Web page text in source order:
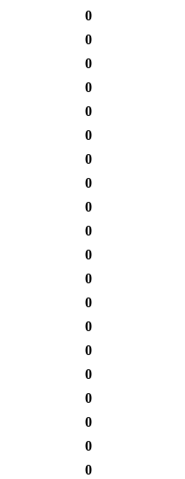
0
0
0
0
0
0
0
0
0
0
0
0
0
0
0
0
0
0
0
0